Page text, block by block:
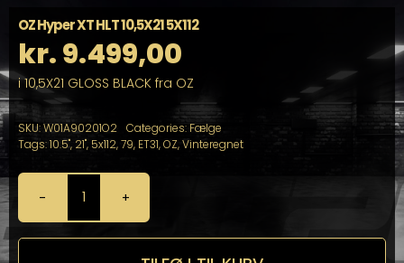
OZ Hyper XT HLT 10,5X21 5X112
kr.9.499,00
i 10,5X21 GLOSS BLACK fra OZ
SKU:W01A90201O2 Categories: Fælge
Tags:10.5", 21", 5x112,79, ET31,OZ,Vinteregnet
OZ
Hyper
XT